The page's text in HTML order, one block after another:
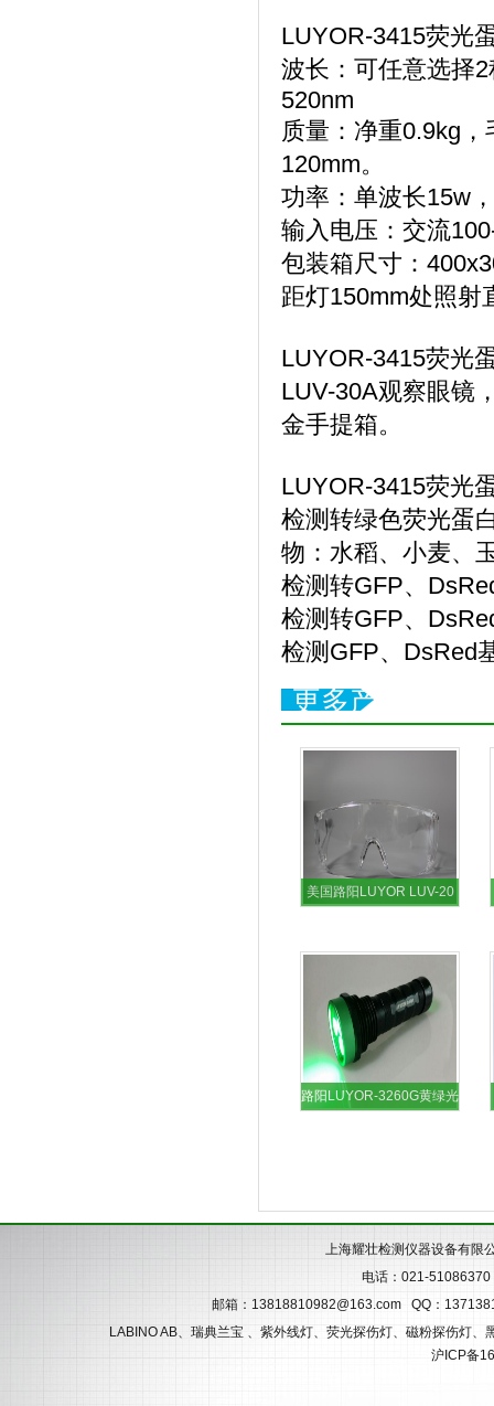
LUYOR-3415荧光
波长：可任意选择
520nm
质量：净重0.9kg
120mm。
功率：单波长15w
输入电压：交流
包装箱尺寸：
距灯150mm处照射
LUYOR-3415荧光
LUV-30A观察眼镜
金手提箱。
LUYOR-3415荧光
检测转绿色荧光蛋
物：水稻、小麦、
检测转GFP、
检测转GFP、
检测GFP、DsRed
更多产品
美国路阳LUYOR LUV-20
路阳LUYOR-3260G黄绿光
上海耀壮检测仪器设备有限
电话：021-
邮箱： 13818810982@163.com QQ：
LABINO AB、瑞典兰宝 、紫外线灯、荧光探伤灯、磁粉探伤灯
沪ICP备